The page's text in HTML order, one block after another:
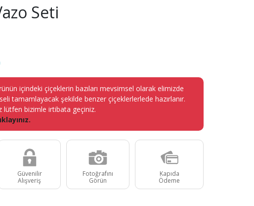
Seti
içindeki çiçeklerin bazıları mevsimsel olarak elimizde
tamamlayacak şekilde benzer çiçeklerlerlede hazırlanır.
lütfen bizimle irtibata geçiniz.
Güvenilir
Alışveriş
Fotoğrafını
Görün
Kapıda
Ödeme